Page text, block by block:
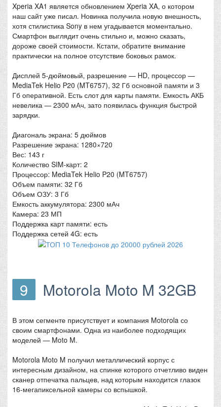
Xperia XA1 является обновлением Xperia XA, о котором
наш сайт уже писал. Новинка получила новую внешность,
хотя стилистика Sony в нем угадывается моментально.
Смартфон выглядит очень стильно и, можно сказать,
дороже своей стоимости. Кстати, обратите внимание
практически на полное отсутствие боковых рамок.
Дисплей 5-дюймовый, разрешение — HD, процессор —
MediaTek Helio P20 (MT6757), 32 Гб основной памяти и 3
Гб оперативной. Есть слот для карты памяти. Емкость АКБ
невелика — 2300 мАч, зато появилась функция быстрой
зарядки.
Диагональ экрана: 5 дюймов
Разрешение экрана: 1280×720
Вес: 143 г
Количество SIM-карт: 2
Процессор: MediaTek Helio P20 (MT6757)
Объем памяти: 32 Гб
Объем ОЗУ: 3 Гб
Емкость аккумулятора: 2300 мАч
Камера: 23 МП
Поддержка карт памяти: есть
Поддержка сетей 4G: есть
9 Motorola Moto M 32GB
В этом сегменте присутствует и компания Motorola со
своим смартфонами. Одна из наиболее подходящих
моделей — Moto M.
Motorola Moto M получил металлический корпус с
интересным дизайном, на спинке которого отчетливо виден
сканер отпечатка пальцев, над которым находится глазок
16-мегапиксельной камеры со вспышкой.